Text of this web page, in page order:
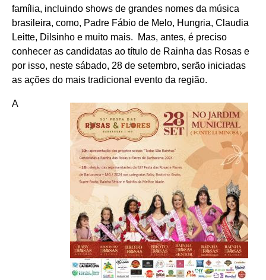
família, incluindo shows de grandes nomes da música
brasileira, como, Padre Fábio de Melo, Hungria, Claudia
Leitte, Dilsinho e muito mais. Mas, antes, é preciso
conhecer as candidatas ao título de Rainha das Rosas e
por isso, neste sábado, 28 de setembro, serão iniciadas
as ações do mais tradicional evento da região.
A